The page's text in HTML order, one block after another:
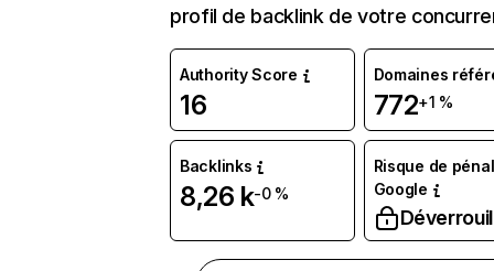
profil de backlink de votre
Authority Score
16
Domaines
772+1 %
Backlinks
8,26 k-0 %
Risque de
Google